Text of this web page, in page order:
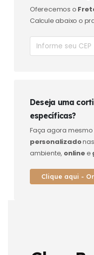
Oferecemos o
Calcule abaixo o
Deseja uma
específicas?
Faça agora mesmo
personalizado
ambiente, onlinee
Clique aqui -